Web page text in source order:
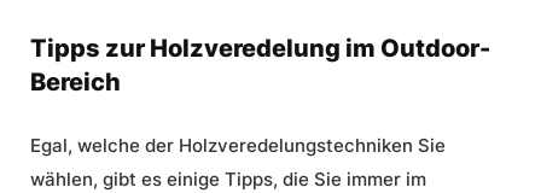
Tipps zur Holzveredelung im Outdoor-
Bereich
Egal, welche der Holzveredelungstechniken Sie
wählen, gibt es einige Tipps, die Sie immer im